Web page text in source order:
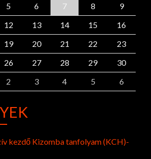
5 6 7 8
9
12 13 14 15
16
19 20 21 22
23
26 27 28 29
30
2 3 4 5 6
kezdő Kizomba tanfolyam (KCH)-